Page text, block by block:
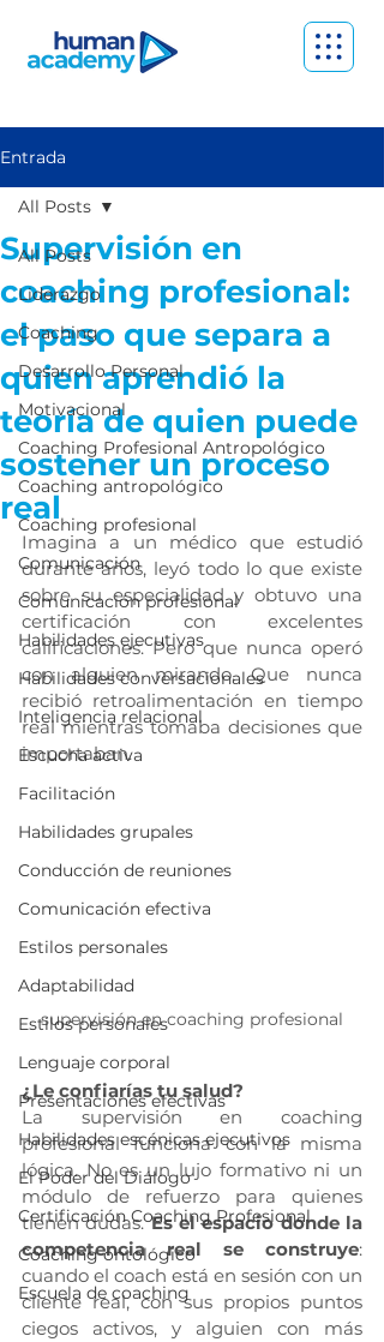
Entrada
All Posts
Liderazgo
Coaching
Desarrollo Personal
Motivacional
Coaching Profesional Antropológico
Coaching antropológico
Coaching profesional
Comunicación
Comunicación profesional
Habilidades ejecutivas
Habilidades conversacionales
Inteligencia relacional
Escucha activa
Facilitación
Habilidades grupales
Conducción de reuniones
Comunicación efectiva
Estilos personales
Adaptabilidad
Estilos personales
Lenguaje corporal
Presentaciones efectivas
Habilidades escénicas ejecutivos
El Poder del Diálogo
Certificación Coaching Profesional
Coaching ontológico
Escuela de coaching
All Posts
Supervisión en
coaching profesional:
el paso que separa a
quien aprendió la
teoría de quien puede
sostener un proceso
real
Imagina a un médico que estudió
durante años, leyó todo lo que existe
sobre su especialidad y obtuvo una
certificación con excelentes
calificaciones. Pero que nunca operó
con alguien mirando. Que nunca
recibió retroalimentación en tiempo
real mientras tomaba decisiones que
importaban.
supervisión en coaching profesional
¿Le confiarías tu salud?
La supervisión en coaching
profesional funciona con la misma
lógica. No es un lujo formativo ni un
módulo de refuerzo para quienes
tienen dudas. Es el espacio donde la
competencia real se construye:
cuando el coach está en sesión con un
cliente real, con sus propios puntos
ciegos activos, y alguien con más